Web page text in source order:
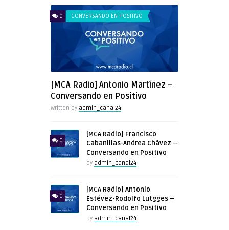
0 CONVERSANDO EN POSITIVO
[MCA Radio] Antonio Martínez –
Conversando en Positivo
Written by admin_canal24
0
[MCA Radio] Francisco
Cabanillas-Andrea Chávez –
Conversando en Positivo
by admin_canal24
0
[MCA Radio] Antonio
Estévez-Rodolfo Lutgges –
Conversando en Positivo
by admin_canal24